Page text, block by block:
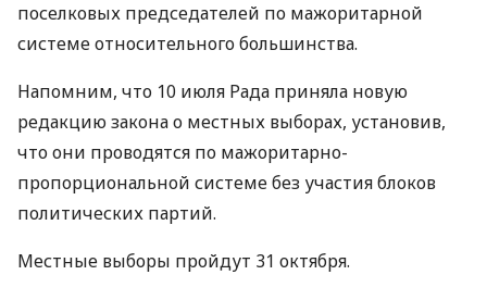
поселковых председателей по мажоритарной
системе относительного большинства.
Напомним, что 10 июля Рада приняла новую
редакцию закона о местных выборах, установив,
что они проводятся по мажоритарно-
пропорциональной системе без участия блоков
политических партий.
Местные выборы пройдут 31 октября.